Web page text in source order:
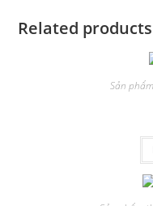
Related products
Sản